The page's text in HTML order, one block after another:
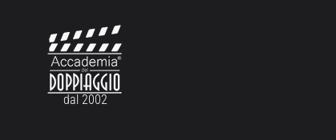
contenuto
dal 2002